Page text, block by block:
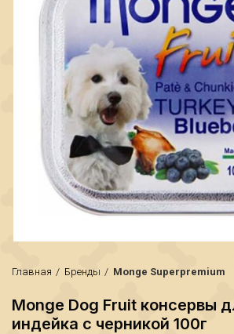
Главная Бренды Monge Superpremium
Monge Dog Fruit консервы
индейка с черникой 100г